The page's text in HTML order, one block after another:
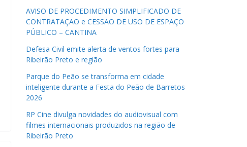
AVISO DE PROCEDIMENTO SIMPLIFICADO DE
CONTRATAÇÃO e CESSÃO DE USO DE ESPAÇO
PÚBLICO – CANTINA
Defesa Civil emite alerta de ventos fortes para
Ribeirão Preto e região
Parque do Peão se transforma em cidade
inteligente durante a Festa do Peão de Barretos
2026
RP Cine divulga novidades do audiovisual com
filmes internacionais produzidos na região de
Ribeirão Preto